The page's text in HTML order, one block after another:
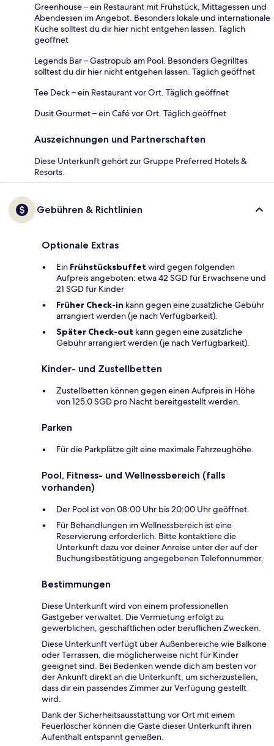
Greenhouse – ein Restaurant mit Frühstück, Mittagessen und
Abendessen im Angebot. Besonders lokale und internationale
Küche solltest du dir hier nicht entgehen lassen. Täglich
geöffnet
Legends Bar – Gastropub am Pool. Besonders Gegrilltes
solltest du dir hier nicht entgehen lassen. Täglich geöffnet
Tee Deck – ein Restaurant vor Ort. Täglich geöffnet
Dusit Gourmet – ein Café vor Ort. Täglich geöffnet
Auszeichnungen und Partnerschaften
Diese Unterkunft gehört zur Gruppe Preferred Hotels &
Resorts.
Gebühren & Richtlinien
Optionale Extras
Ein Frühstücksbuffet wird gegen folgenden
Aufpreis angeboten: etwa 42 SGD für Erwachsene und
21 SGD für Kinder
Früher Check-in kann gegen eine zusätzliche Gebühr
arrangiert werden (je nach Verfügbarkeit).
Später Check-out kann gegen eine zusätzliche
Gebühr arrangiert werden (je nach Verfügbarkeit).
Kinder- und Zustellbetten
Zustellbetten können gegen einen Aufpreis in Höhe
von 125.0 SGD pro Nacht bereitgestellt werden.
Parken
Für die Parkplätze gilt eine maximale Fahrzeughöhe.
Pool, Fitness- und Wellnessbereich (falls
vorhanden)
Der Pool ist von 08:00 Uhr bis 20:00 Uhr geöffnet.
Für Behandlungen im Wellnessbereich ist eine
Reservierung erforderlich. Bitte kontaktiere die
Unterkunft dazu vor deiner Anreise unter der auf der
Buchungsbestätigung angegebenen Telefonnummer.
Bestimmungen
Diese Unterkunft wird von einem professionellen
Gastgeber verwaltet. Die Vermietung erfolgt zu
gewerblichen, geschäftlichen oder beruflichen Zwecken.
Diese Unterkunft verfügt über Außenbereiche wie Balkone
oder Terrassen, die möglicherweise nicht für Kinder
geeignet sind. Bei Bedenken wende dich am besten vor
der Ankunft direkt an die Unterkunft, um sicherzustellen,
dass dir ein passendes Zimmer zur Verfügung gestellt
wird.
Dank der Sicherheitsausstattung vor Ort mit einem
Feuerlöscher können die Gäste dieser Unterkunft ihren
Aufenthalt entspannt genießen.